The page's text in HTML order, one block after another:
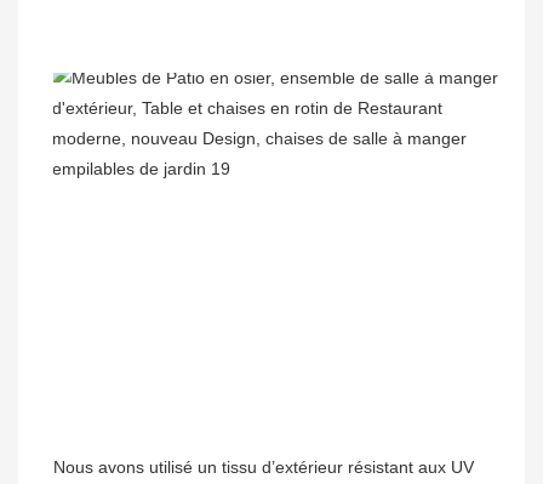
Nous avons utilisé un tissu d’extérieur résistant aux UV